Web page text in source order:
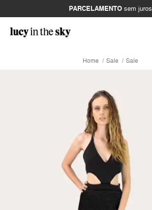
PARCELAMENTOsem juros
Home Sale Sale